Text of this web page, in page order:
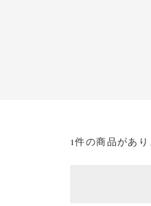
1件の商品があり